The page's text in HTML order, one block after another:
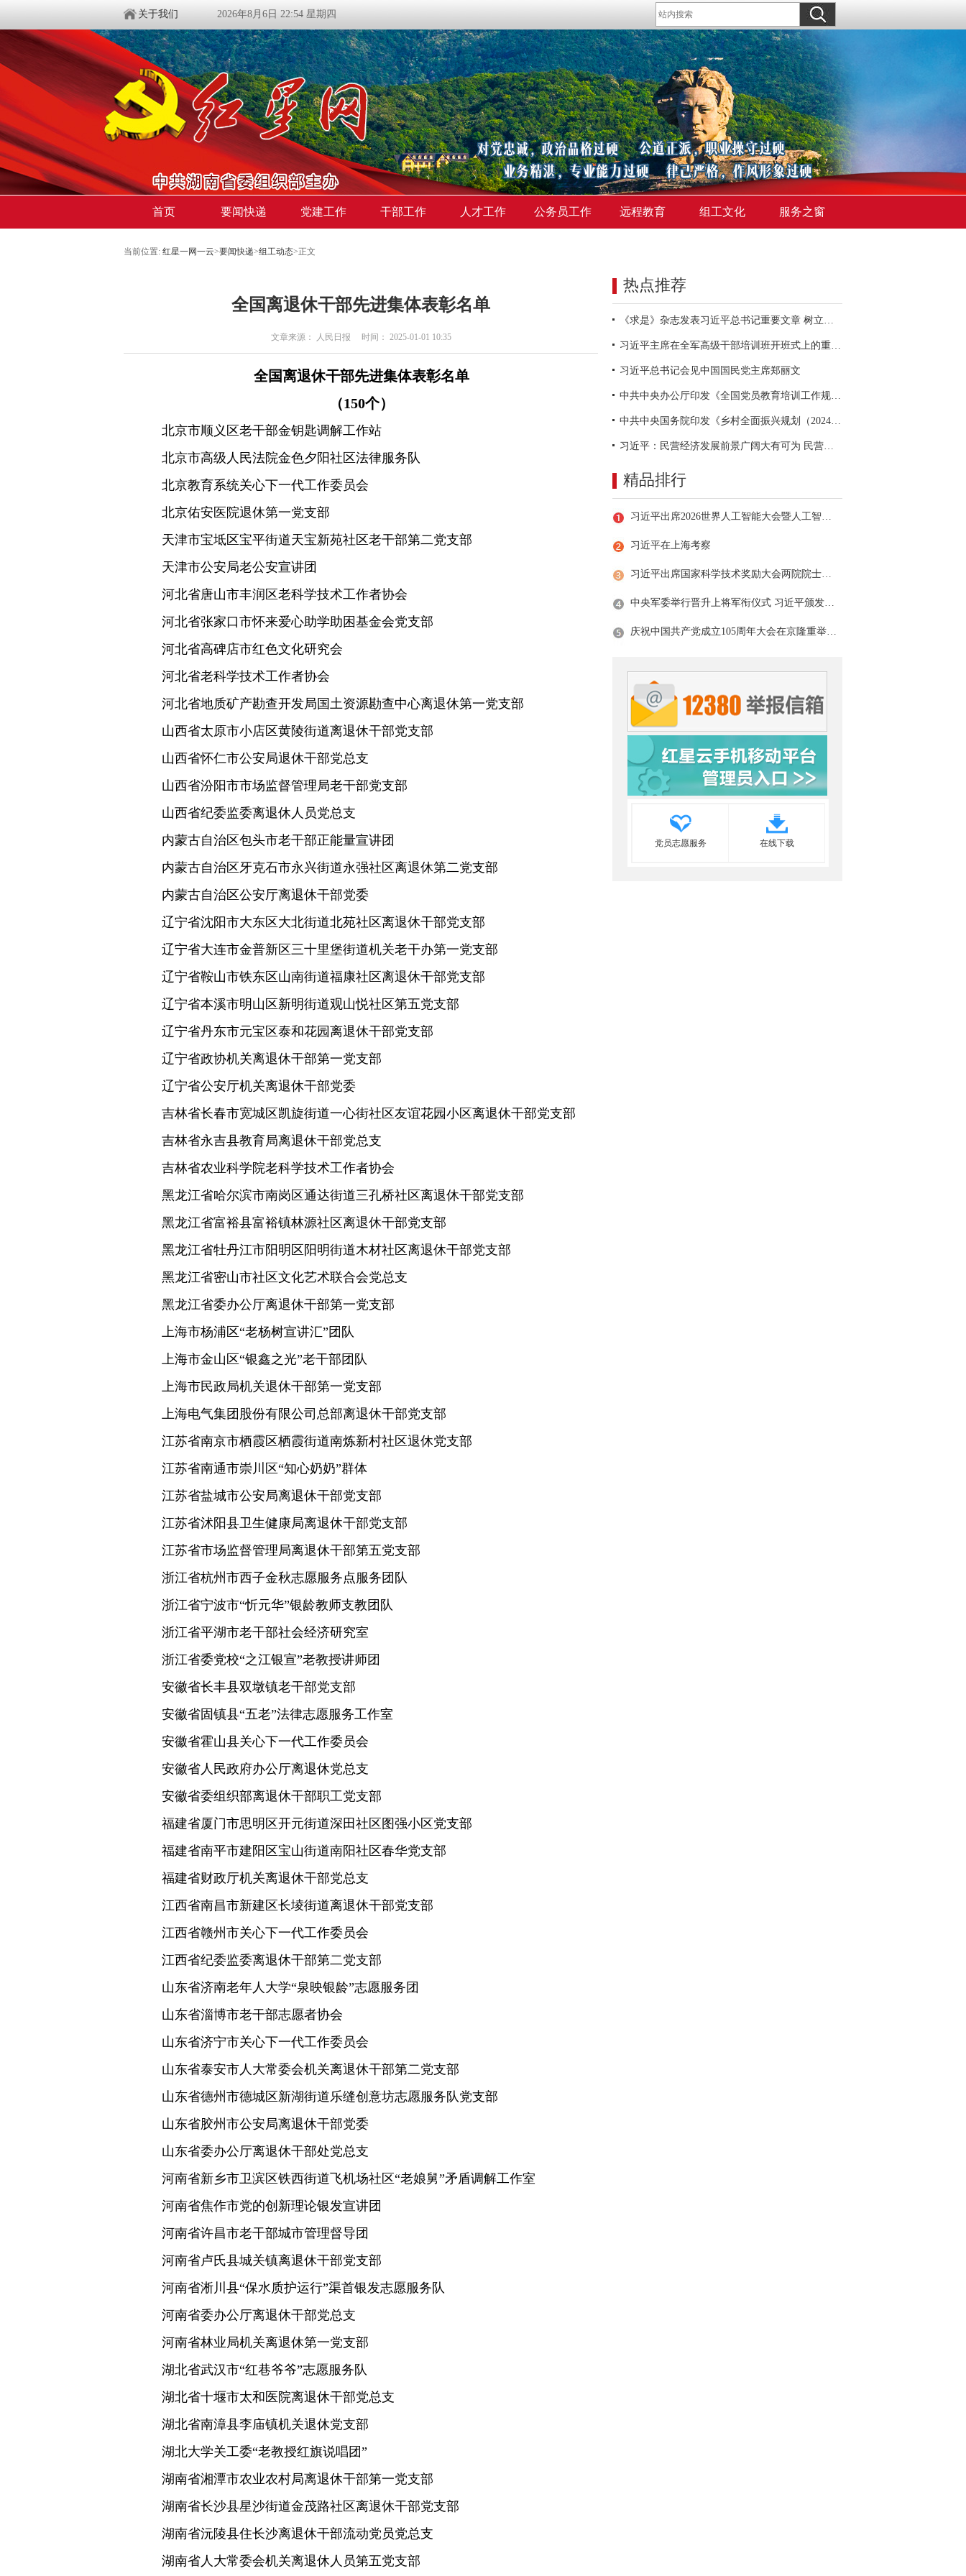
关于我们 2026年8月6日 22:54 星期四
首页 要闻快递 党建工作 干部工作 人才工作 公务员工作 远程教育 组工文化 服务之窗
当前位置: 红星一网一云>要闻快递>组工动态>正文
全国离退休干部先进集体表彰名单
文章来源： 人民日报 时间： 2025-01-01 10:35
全国离退休干部先进集体表彰名单
（150个）
北京市顺义区老干部金钥匙调解工作站
北京市高级人民法院金色夕阳社区法律服务队
北京教育系统关心下一代工作委员会
北京佑安医院退休第一党支部
天津市宝坻区宝平街道天宝新苑社区老干部第二党支部
天津市公安局老公安宣讲团
河北省唐山市丰润区老科学技术工作者协会
河北省张家口市怀来爱心助学助困基金会党支部
河北省高碑店市红色文化研究会
河北省老科学技术工作者协会
河北省地质矿产勘查开发局国土资源勘查中心离退休第一党支部
山西省太原市小店区黄陵街道离退休干部党支部
山西省怀仁市公安局退休干部党总支
山西省汾阳市市场监督管理局老干部党支部
山西省纪委监委离退休人员党总支
内蒙古自治区包头市老干部正能量宣讲团
内蒙古自治区牙克石市永兴街道永强社区离退休第二党支部
内蒙古自治区公安厅离退休干部党委
辽宁省沈阳市大东区大北街道北苑社区离退休干部党支部
辽宁省大连市金普新区三十里堡街道机关老干办第一党支部
辽宁省鞍山市铁东区山南街道福康社区离退休干部党支部
辽宁省本溪市明山区新明街道观山悦社区第五党支部
辽宁省丹东市元宝区泰和花园离退休干部党支部
辽宁省政协机关离退休干部第一党支部
辽宁省公安厅机关离退休干部党委
吉林省长春市宽城区凯旋街道一心街社区友谊花园小区离退休干部党支部
吉林省永吉县教育局离退休干部党总支
吉林省农业科学院老科学技术工作者协会
黑龙江省哈尔滨市南岗区通达街道三孔桥社区离退休干部党支部
黑龙江省富裕县富裕镇林源社区离退休干部党支部
黑龙江省牡丹江市阳明区阳明街道木材社区离退休干部党支部
黑龙江省密山市社区文化艺术联合会党总支
黑龙江省委办公厅离退休干部第一党支部
上海市杨浦区“老杨树宣讲汇”团队
上海市金山区“银鑫之光”老干部团队
上海市民政局机关退休干部第一党支部
上海电气集团股份有限公司总部离退休干部党支部
江苏省南京市栖霞区栖霞街道南炼新村社区退休党支部
江苏省南通市崇川区“知心奶奶”群体
江苏省盐城市公安局离退休干部党支部
江苏省沭阳县卫生健康局离退休干部党支部
江苏省市场监督管理局离退休干部第五党支部
浙江省杭州市西子金秋志愿服务点服务团队
浙江省宁波市“忻元华”银龄教师支教团队
浙江省平湖市老干部社会经济研究室
浙江省委党校“之江银宣”老教授讲师团
安徽省长丰县双墩镇老干部党支部
安徽省固镇县“五老”法律志愿服务工作室
安徽省霍山县关心下一代工作委员会
安徽省人民政府办公厅离退休党总支
安徽省委组织部离退休干部职工党支部
福建省厦门市思明区开元街道深田社区图强小区党支部
福建省南平市建阳区宝山街道南阳社区春华党支部
福建省财政厅机关离退休干部党总支
江西省南昌市新建区长堎街道离退休干部党支部
江西省赣州市关心下一代工作委员会
江西省纪委监委离退休干部第二党支部
山东省济南老年人大学“泉映银龄”志愿服务团
山东省淄博市老干部志愿者协会
山东省济宁市关心下一代工作委员会
山东省泰安市人大常委会机关离退休干部第二党支部
山东省德州市德城区新湖街道乐缝创意坊志愿服务队党支部
山东省胶州市公安局离退休干部党委
山东省委办公厅离退休干部处党总支
河南省新乡市卫滨区铁西街道飞机场社区“老娘舅”矛盾调解工作室
河南省焦作市党的创新理论银发宣讲团
河南省许昌市老干部城市管理督导团
河南省卢氏县城关镇离退休干部党支部
河南省淅川县“保水质护运行”渠首银发志愿服务队
河南省委办公厅离退休干部党总支
河南省林业局机关离退休第一党支部
湖北省武汉市“红巷爷爷”志愿服务队
湖北省十堰市太和医院离退休干部党总支
湖北省南漳县李庙镇机关退休党支部
湖北大学关工委“老教授红旗说唱团”
湖南省湘潭市农业农村局离退休干部第一党支部
湖南省长沙县星沙街道金茂路社区离退休干部党支部
湖南省沅陵县住长沙离退休干部流动党员党总支
湖南省人大常委会机关离退休人员第五党支部
热点推荐
《求是》杂志发表习近平总书记重要文章 树立和践行正确政绩观
习近平主席在全军高级干部培训班开班式上的重要讲话引领全军开展思想整风、深化政治整训
习近平总书记会见中国国民党主席郑丽文
中共中央办公厅印发《全国党员教育培训工作规划（2024－2028年）》
中共中央国务院印发《乡村全面振兴规划（2024—2027年）》
习近平：民营经济发展前景广阔大有可为 民营企业和民营企业家大显身手正当其时
精品排行
习近平出席2026世界人工智能大会暨人工智能全球治理高级别会议开幕式并发表主旨讲话
习近平在上海考察
习近平出席国家科学技术奖励大会两院院士大会中国科协第十一次全国代表大会并发表重要讲话
中央军委举行晋升上将军衔仪式 习近平颁发命令状并向晋衔的军官表示祝贺
庆祝中国共产党成立105周年大会在京隆重举行 习近平发表重要讲话
党员志愿服务 在线下载